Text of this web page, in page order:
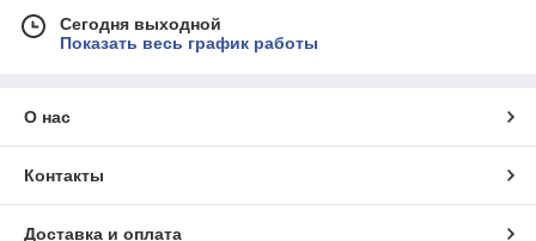
Сегодня выходной
Показать весь график работы
О нас
Контакты
Доставка и оплата